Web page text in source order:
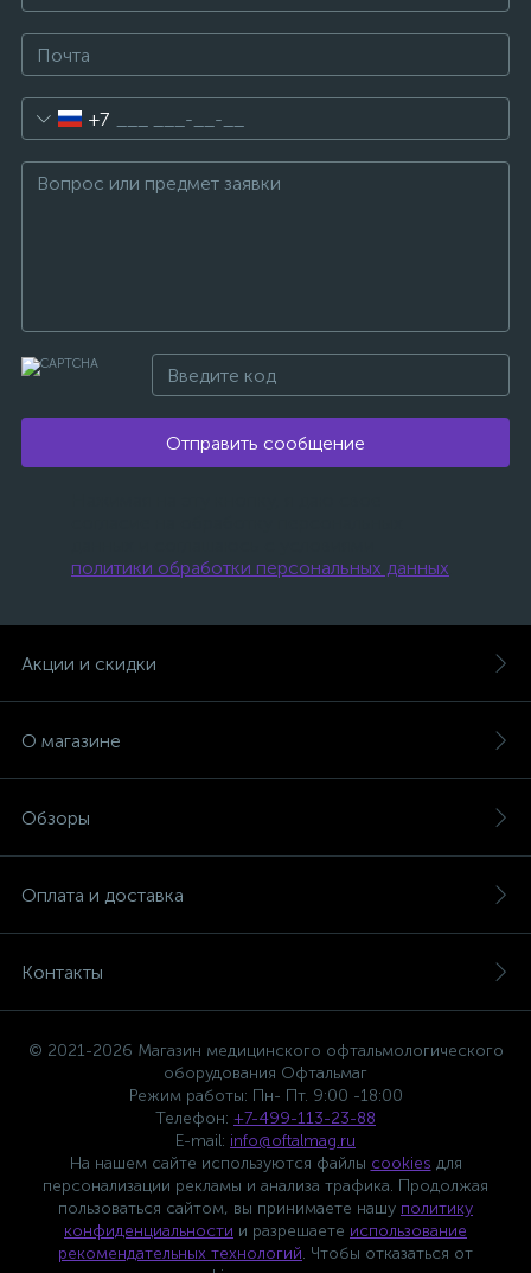
+7
Отправить сообщение
политики обработки персональных данных
Акции и скидки
О магазине
Обзоры
Оплата и доставка
Контакты
© 2021-2026 Магазин медицинского офтальмологического
оборудования Офтальмаг
Режим работы: Пн- Пт. 9:00 -18:00
Телефон: +7-499-113-23-88
E-mail: info@oftalmag.ru
На нашем сайте используются файлы cookies для
персонализации рекламы и анализа трафика. Продолжая
пользоваться сайтом, вы принимаете нашу политику
конфиденциальности и разрешаете использование
рекомендательных технологий. Чтобы отказаться от